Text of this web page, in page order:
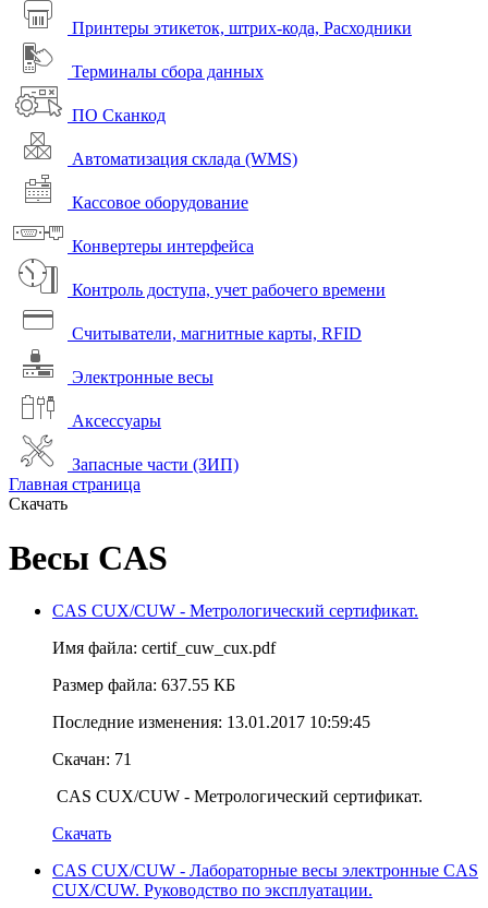
Принтеры этикеток, штрих-кода, Расходники
Терминалы сбора данных
ПО Сканкод
Автоматизация склада (WMS)
Кассовое оборудование
Конвертеры интерфейса
Контроль доступа, учет рабочего времени
Считыватели, магнитные карты, RFID
Электронные весы
Аксессуары
Запасные части (ЗИП)
Главная страница
Скачать
Весы CAS
CAS CUX/CUW - Метрологический сертификат.
Имя файла: certif_cuw_cux.pdf
Размер файла: 637.55 КБ
Последние изменения: 13.01.2017 10:59:45
Скачан: 71
CAS CUX/CUW - Метрологический сертификат.
Скачать
CAS CUX/CUW - Лабораторные весы электронные CAS
CUX/CUW. Руководство по эксплуатации.